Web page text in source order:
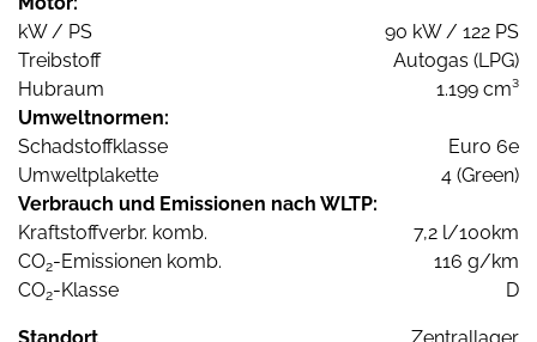
kW / PS
90 kW / 122 PS
Treibstoff
Autogas (LPG)
Hubraum
1.199 cm³
Umweltnormen:
Schadstoffklasse
Euro 6e
Umweltplakette
4 (Green)
Verbrauch und Emissionen nach WLTP:
Kraftstoffverbr. komb.
7,2 l/100km
CO2-Emissionen komb.
116 g/km
CO2-Klasse D
Standort Zentrallager